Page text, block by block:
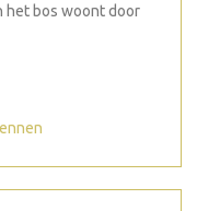
het bos woont door